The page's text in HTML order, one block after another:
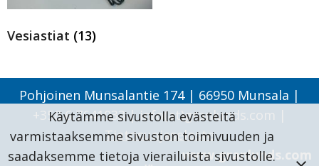
Vesiastiat (13)
Pohjoinen Munsalantie 174 | 66950 Munsala |
+358 6 7641033 | info(at)granlunds.com |
Tietosuojaseloste
www.granlunds.com
Käytämme sivustolla evästeitä
varmistaaksemme sivuston toimivuuden ja
saadaksemme tietoja vierailuista sivustolle.